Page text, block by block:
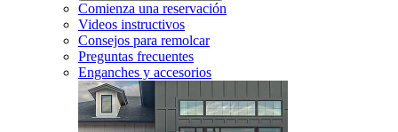
Comienza una reservación
Videos instructivos
Consejos para remolcar
Preguntas frecuentes
Enganches y accesorios